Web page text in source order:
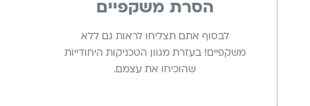
הסרת משקפיים
לבסוף אתם תצליחו לראות גם ללא
משקפיים! בעזרת מגוון הטכניקות היחודייות
שהוכיחו את עצמם.